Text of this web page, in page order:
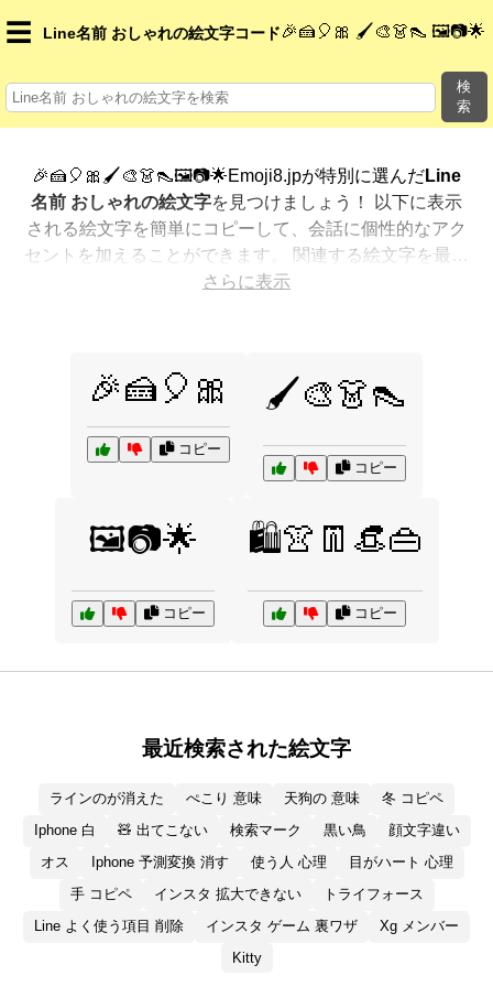
☰ Line名前 おしゃれの絵文字コード 🎉🍰🎈🎀 🖌️🎨👗👠 🖼️📷🌟
検
索
🎉🍰🎈🎀🖌️🎨👗👠🖼️📷🌟Emoji8.jpが特別に選んだLine
名前 おしゃれの絵文字を見つけましょう！ 以下に表示
される絵文字を簡単にコピーして、会話に個性的なアク
セントを加えることができます。 関連する絵文字を最も
人気のある順に表示しました。さらに多くのオプション
さらに表示
🎉🍰🎈🎀
コピー
🖌️🎨👗👠
コピー
🖼️📷🌟
コピー
🛍️👚👖👒👜
コピー
最近検索された絵文字
ラインのが消えた ぺこり 意味 天狗の 意味
冬 コピペ
Iphone 白
🧸 出てこない 検索マーク 黒い鳥
顔文字違い
オス
Iphone 予測変換 消す 使う人 心理
目がハート 心理
手 コピペ
インスタ 拡大できない
トライフォース
Line よく使う項目 削除
インスタ ゲーム 裏ワザ
Xg メンバー
Kitty